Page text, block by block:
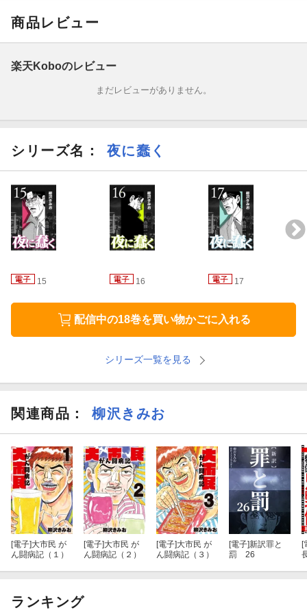
商品レビュー
楽天Koboのレビュー
まだレビューがありません。
シリーズ名： 夜に蠢く
15 16 17
配信中の18巻を買い物かごに入れる
シリーズ一覧を見る
関連商品 ： 柳沢きみお
[電子]大市民 が
ん闘病記（１）
[電子]大市民 が
ん闘病記（２）
[電子]大市民 が
ん闘病記（３）
[電子]新訳罪と
罰 26
[
ランキング